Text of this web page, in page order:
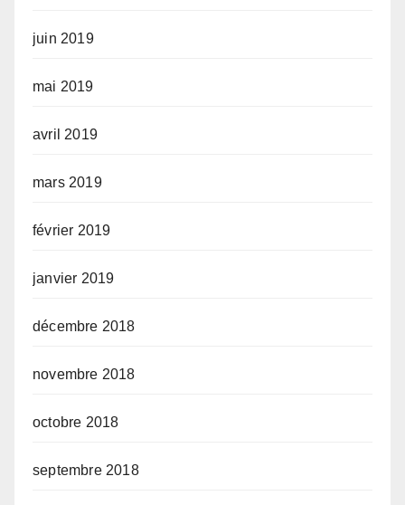
juin 2019
mai 2019
avril 2019
mars 2019
février 2019
janvier 2019
décembre 2018
novembre 2018
octobre 2018
septembre 2018